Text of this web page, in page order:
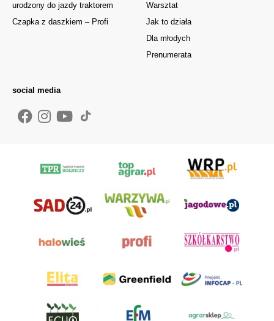
Warsztat
Jak to działa
Dla młodych
Prenumerata
urodzony do jazdy traktorem
Czapka z daszkiem – Profi
social media